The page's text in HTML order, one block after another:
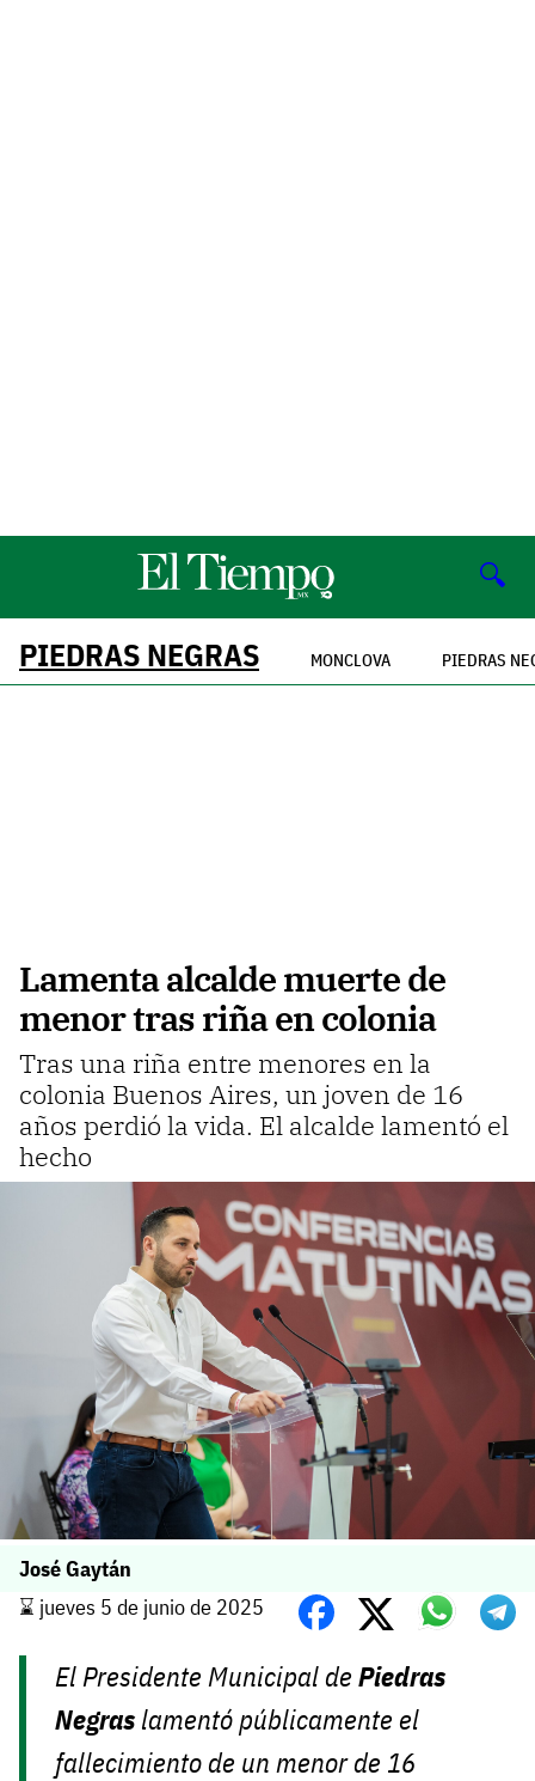
🔍
PIEDRAS NEGRAS MONCLOVA PIEDRAS
Lamenta alcalde muerte de
menor tras riña en colonia
Tras una riña entre menores en la
colonia Buenos Aires, un joven de 16
años perdió la vida. El alcalde lamentó el
hecho
José Gaytán
⌛️ jueves 5 de junio de 2025
El Presidente Municipal dePiedras
Negras lamentó públicamente el
fallecimiento de un menor de 16